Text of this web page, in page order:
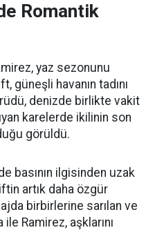
Romantik
yaz sezonunu
güneşli havanın tadını
denizde birlikte vakit
karelerde ikilinin son
görüldü.
basının ilgisinden uzak
artık daha özgür
birbirlerine sarılan ve
Ramirez, aşklarını